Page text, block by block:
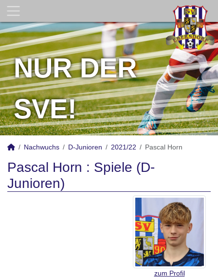
NUR DER
SVE!
Nachwuchs D-Junioren 2021/22 Pascal Horn
Pascal Horn : Spiele (D-
Junioren)
zum Profil